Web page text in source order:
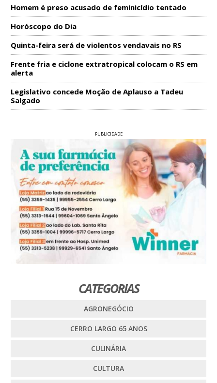
Homem é preso acusado de feminicídio tentado
Horóscopo do Dia
Quinta-feira será de violentos vendavais no RS
Frente fria e ciclone extratropical colocam o RS em
alerta
Legislativo concede Moção de Aplauso a Tadeu
Salgado
PUBLICIDADE
CATEGORIAS
AGRONEGÓCIO
CERRO LARGO 65 ANOS
CULINÁRIA
CULTURA